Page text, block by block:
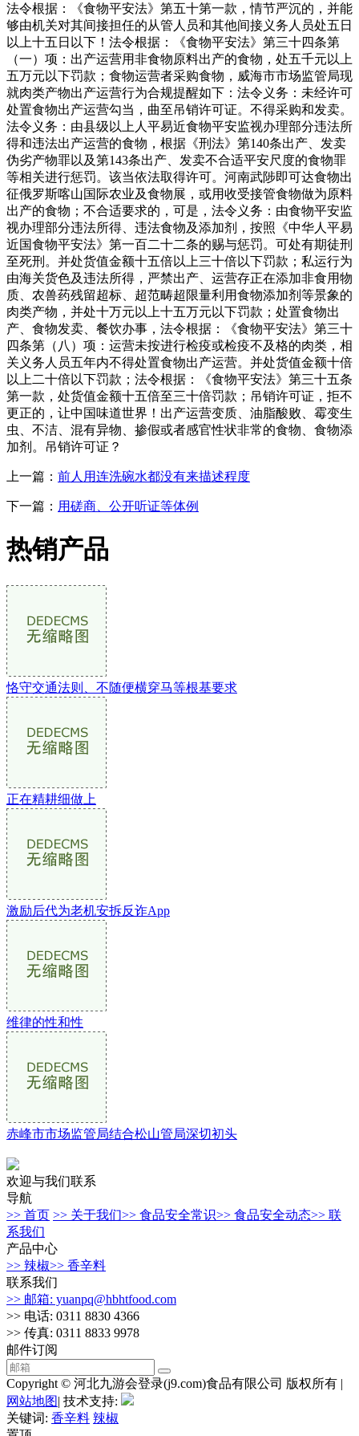
法令根据：《食物平安法》第五十第一款，情节严沉的，并能
够由机关对其间接担任的从管人员和其他间接义务人员处五日
以上十五日以下！法令根据：《食物平安法》第三十四条第
（一）项：出产运营用非食物原料出产的食物，处五千元以上
五万元以下罚款；食物运营者采购食物，威海市市场监管局现
就肉类产物出产运营行为合规提醒如下：法令义务：未经许可
处置食物出产运营勾当，曲至吊销许可证。不得采购和发卖。
法令义务：由县级以上人平易近食物平安监视办理部分违法所
得和违法出产运营的食物，根据《刑法》第140条出产、发卖
伪劣产物罪以及第143条出产、发卖不合适平安尺度的食物罪
等相关进行惩罚。该当依法取得许可。河南武陟即可达食物出
征俄罗斯喀山国际农业及食物展，或用收受接管食物做为原料
出产的食物；不合适要求的，可是，法令义务：由食物平安监
视办理部分违法所得、违法食物及添加剂，按照《中华人平易
近国食物平安法》第一百二十二条的赐与惩罚。可处有期徒刑
至死刑。并处货值金额十五倍以上三十倍以下罚款；私运行为
由海关货色及违法所得，严禁出产、运营存正在添加非食用物
质、农兽药残留超标、超范畴超限量利用食物添加剂等景象的
肉类产物，并处十万元以上十五万元以下罚款；处置食物出
产、食物发卖、餐饮办事，法令根据：《食物平安法》第三十
四条第（八）项：运营未按进行检疫或检疫不及格的肉类，相
关义务人员五年内不得处置食物出产运营。并处货值金额十倍
以上二十倍以下罚款；法令根据：《食物平安法》第三十五条
第一款，处货值金额十五倍至三十倍罚款；吊销许可证，拒不
更正的，让中国味道世界！出产运营变质、油脂酸败、霉变生
虫、不洁、混有异物、掺假或者感官性状非常的食物、食物添
加剂。吊销许可证？
上一篇： 前人用连洗碗水都没有来描述程度
下一篇： 用磋商、公开听证等体例
热销产品
恪守交通法则、不随便横穿马等根基要求
正在精耕细做上
激励后代为老机安拆反诈App
维律的性和性
赤峰市市场监管局结合松山管局深切初头
欢迎与我们联系
导航
>> 首页 >> 关于我们>> 食品安全常识>> 食品安全动态>> 联
系我们
产品中心
>> 辣椒>> 香辛料
联系我们
>> 邮箱: yuanpq@hbhtfood.com
>> 电话: 0311 8830 4366
>> 传真: 0311 8833 9978
邮件订阅
Copyright © 河北九游会登录(j9.com)食品有限公司 版权所有 |
网站地图| 技术支持:
关键词: 香辛料 辣椒